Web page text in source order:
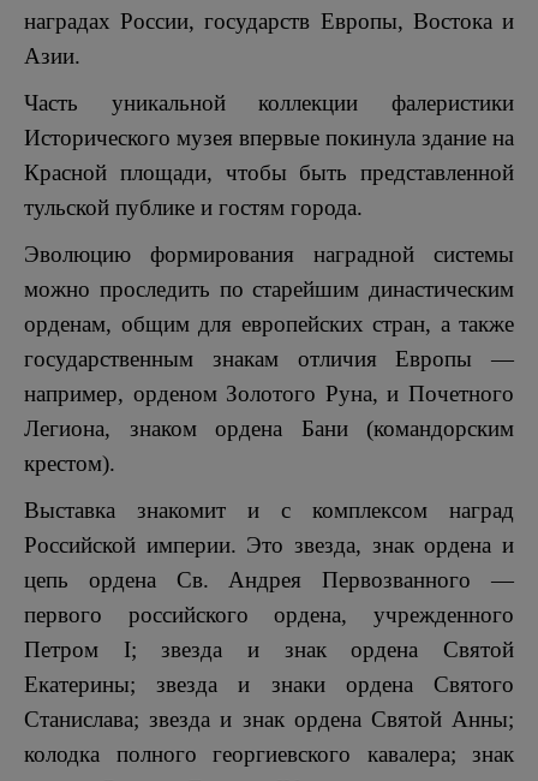
наградах России, государств Европы, Востока и
Азии.
Часть уникальной коллекции фалеристики
Исторического музея впервые покинула здание на
Красной площади, чтобы быть представленной
тульской публике и гостям города.
Эволюцию формирования наградной системы
можно проследить по старейшим династическим
орденам, общим для европейских стран, а также
государственным знакам отличия Европы —
например, орденом Золотого Руна, и Почетного
Легиона, знаком ордена Бани (командорским
крестом).
Выставка знакомит и с комплексом наград
Российской империи. Это звезда, знак ордена и
цепь ордена Св. Андрея Первозванного —
первого российского ордена, учрежденного
Петром I; звезда и знак ордена Святой
Екатерины; звезда и знаки ордена Святого
Станислава; звезда и знак ордена Святой Анны;
колодка полного георгиевского кавалера; знак